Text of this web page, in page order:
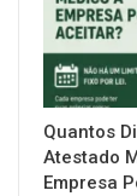
Quantos
Atestado
Empresa